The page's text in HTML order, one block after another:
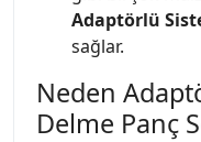
Adaptörlü
sağlar.
Neden
Delme Panç